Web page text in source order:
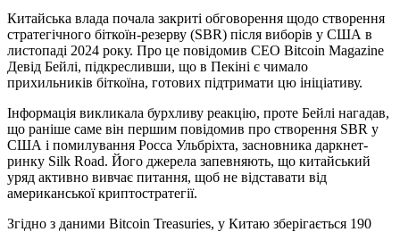
Китайська влада почала закриті обговорення щодо створення
стратегічного біткоїн-резерву (SBR) після виборів у США в
листопаді 2024 року. Про це повідомив CEO Bitcoin Magazine
Девід Бейлі, підкресливши, що в Пекіні є чимало
прихильників біткоїна, готових підтримати цю ініціативу.
Інформація викликала бурхливу реакцію, проте Бейлі нагадав,
що раніше саме він першим повідомив про створення SBR у
США і помилування Росса Ульбріхта, засновника даркнет-
ринку Silk Road. Його джерела запевняють, що китайський
уряд активно вивчає питання, щоб не відставати від
американської криптостратегії.
Згідно з даними Bitcoin Treasuries, у Китаю зберігається 190